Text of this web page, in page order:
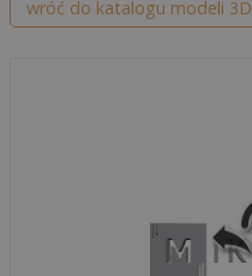
wróć do katalogu modeli 3D